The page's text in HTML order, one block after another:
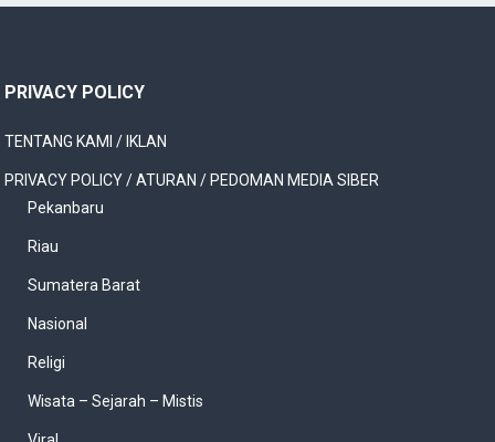
PRIVACY POLICY
TENTANG KAMI / IKLAN
PRIVACY POLICY / ATURAN / PEDOMAN MEDIA SIBER
Pekanbaru
Riau
Sumatera Barat
Nasional
Religi
Wisata – Sejarah – Mistis